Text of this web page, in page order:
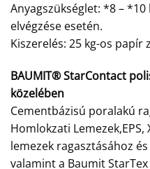
Anyagszükséglet: *8 –
elvégzése esetén.
Kiszerelés: 25 kg-os papír
BAUMIT® StarContact
közelében
Cementbázisú poralakú
Homlokzati Lemezek,EPS,
lemezek ragasztásához
valamint a Baumit